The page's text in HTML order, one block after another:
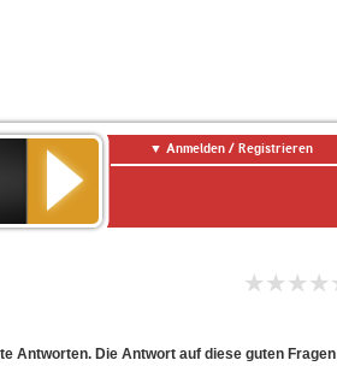
Anmelden / Registrieren
Antworten. Die Antwort auf diese guten Fragen